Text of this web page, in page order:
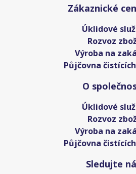
Zákaznické
Úklidové
Rozvoz
Výroba na
Půjčovna
O
Úklidové
Rozvoz
Výroba na
Půjčovna
Sledujte